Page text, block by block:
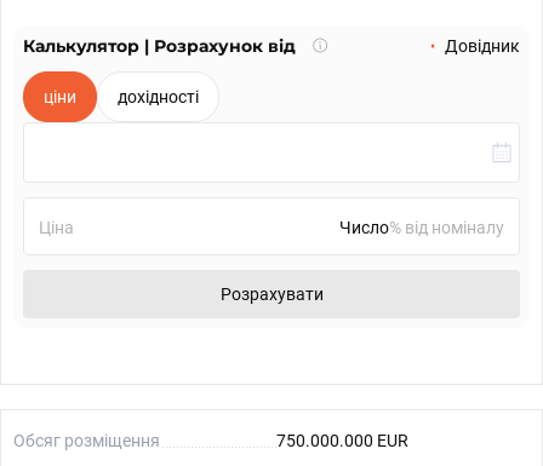
Калькулятор | Розрахунок від
Що
Довідник
ціни дохідності
Ціна % від номіналу
Розрахувати
Обсяг розміщення
750.000.000 EUR